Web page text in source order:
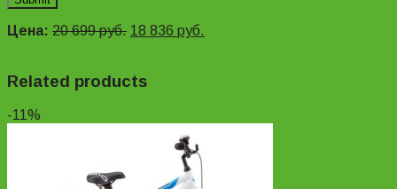
Цена: 20 699руб. 18 836 руб.
Related products
-11%